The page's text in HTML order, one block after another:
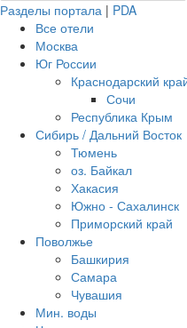
Разделы портала | PDA
Все отели
Москва
Юг России
Краснодарский
Сочи
Республика Крым
Сибирь / Дальний Восток
Тюмень
оз. Байкал
Хакасия
Южно - Сахалинск
Приморский край
Поволжье
Башкирия
Самара
Чувашия
Мин. воды